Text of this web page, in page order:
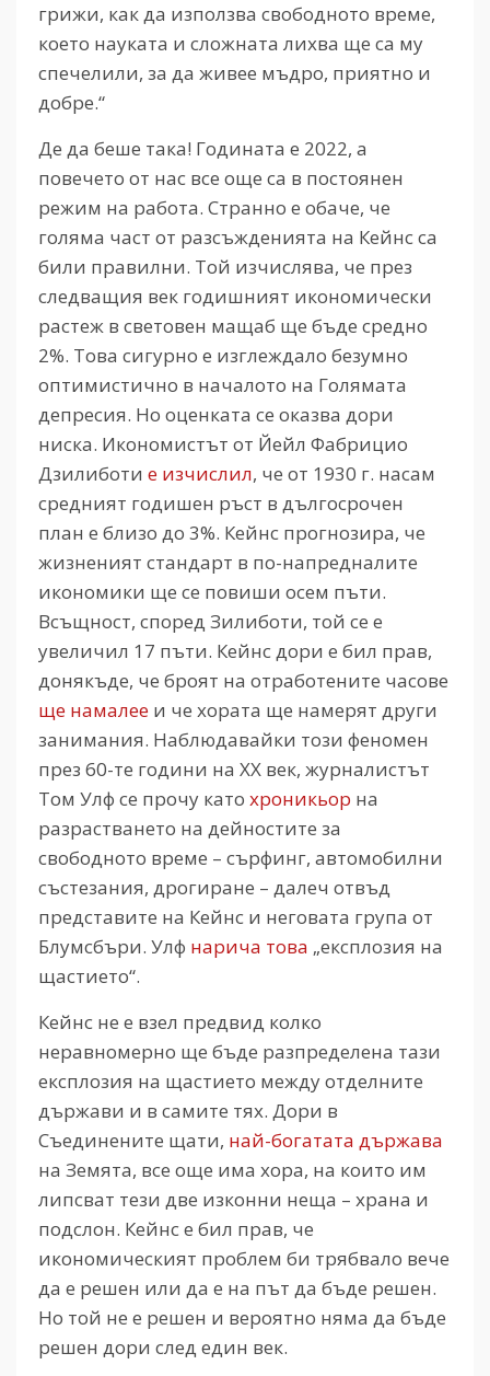
грижи, как да използва свободното време,
което науката и сложната лихва ще са му
спечелили, за да живее мъдро, приятно и
добре.“
Де да беше така! Годината е 2022, а
повечето от нас все още са в постоянен
режим на работа. Странно е обаче, че
голяма част от разсъжденията на Кейнс са
били правилни. Той изчислява, че през
следващия век годишният икономически
растеж в световен мащаб ще бъде средно
2%. Това сигурно е изглеждало безумно
оптимистично в началото на Голямата
депресия. Но оценката се оказва дори
ниска. Икономистът от Йейл Фабрицио
Дзилиботи е изчислил, че от 1930 г. насам
средният годишен ръст в дългосрочен
план е близо до 3%. Кейнс прогнозира, че
жизненият стандарт в по-напредналите
икономики ще се повиши осем пъти.
Всъщност, според Зилиботи, той се е
увеличил 17 пъти. Кейнс дори е бил прав,
донякъде, че броят на отработените часове
ще намалее и че хората ще намерят други
занимания. Наблюдавайки този феномен
през 60-те години на ХХ век, журналистът
Том Улф се прочу като хроникьор на
разрастването на дейностите за
свободното време – сърфинг, автомобилни
състезания, дрогиране – далеч отвъд
представите на Кейнс и неговата група от
Блумсбъри. Улф нарича това „експлозия на
щастието“.
Кейнс не е взел предвид колко
неравномерно ще бъде разпределена тази
експлозия на щастието между отделните
държави и в самите тях. Дори в
Съединените щати, най-богатата държава
на Земята, все още има хора, на които им
липсват тези две изконни неща – храна и
подслон. Кейнс е бил прав, че
икономическият проблем би трябвало вече
да е решен или да е на път да бъде решен.
Но той не е решен и вероятно няма да бъде
решен дори след един век.